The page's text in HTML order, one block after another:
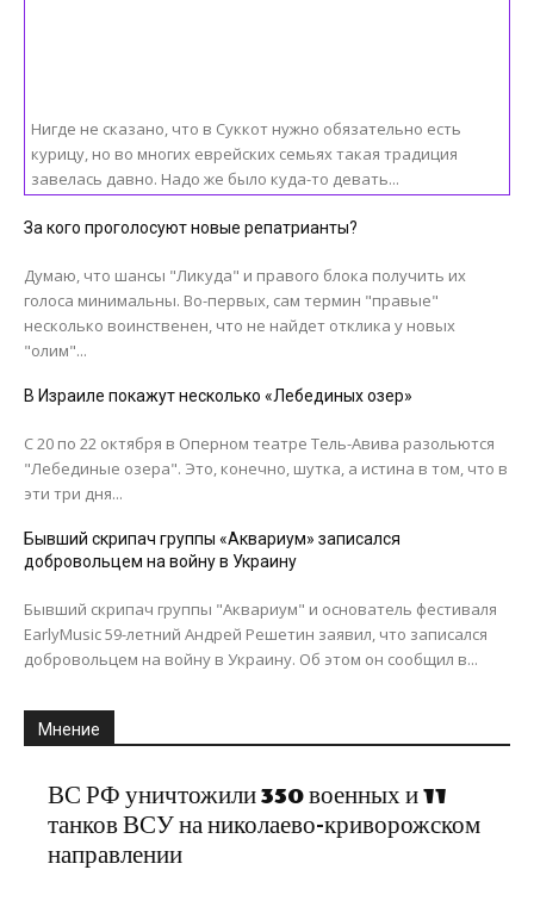
Нигде не сказано, что в Суккот нужно обязательно есть
курицу, но во многих еврейских семьях такая традиция
завелась давно. Надо же было куда-то девать...
За кого проголосуют новые репатрианты?
Думаю, что шансы "Ликуда" и правого блока получить их
голоса минимальны. Во-первых, сам термин "правые"
несколько воинственен, что не найдет отклика у новых
"олим"...
В Израиле покажут несколько «Лебединых озер»
С 20 по 22 октября в Оперном театре Тель-Авива разольются
"Лебединые озера". Это, конечно, шутка, а истина в том, что в
эти три дня...
Бывший скрипач группы «Аквариум» записался
добровольцем на войну в Украину
Бывший скрипач группы "Аквариум" и основатель фестиваля
EarlyMusic 59-летний Андрей Решетин заявил, что записался
добровольцем на войну в Украину. Об этом он сообщил в...
Мнение
ВС РФ уничтожили 350 военных и 11
танков ВСУ на николаево-криворожском
направлении